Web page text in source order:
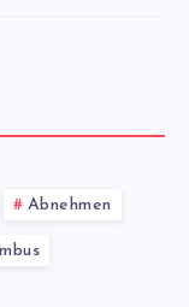
Abnehmen